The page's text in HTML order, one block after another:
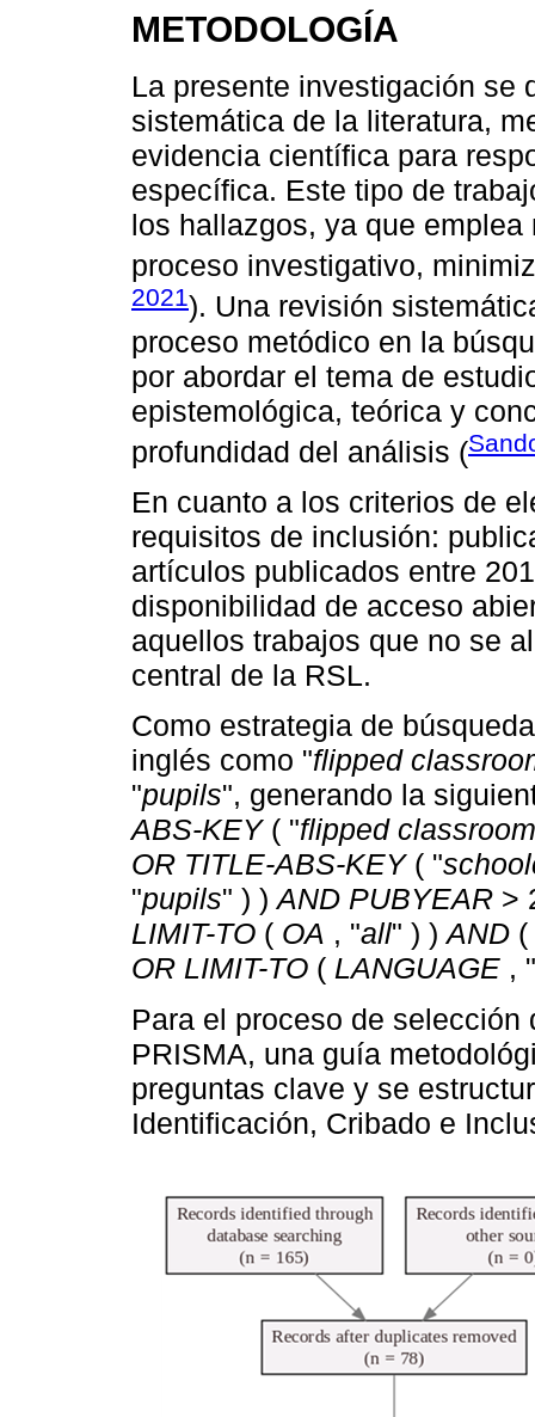
METODOLOGÍA
La presente investigación se
sistemática de la literatura,
evidencia científica para
específica. Este tipo de
los hallazgos, ya que
proceso investigativo,
2021). Una revisión
proceso metódico en la
por abordar el tema de
epistemológica, teórica y
profundidad del análisis (
En cuanto a los criterios de
requisitos de inclusión:
artículos publicados entre
disponibilidad de acceso
aquellos trabajos que no se
central de la RSL.
Como estrategia de
inglés como "flipped
"pupils", generando la
ABS-KEY( "flipped classroom
OR TITLE-ABS-KEY( "
"pupils" ) )AND PUBYEAR >
LIMIT-TO ( OA , "all" ) )AND (
OR LIMIT-TO ( LANGUAGE , "
Para el proceso de
PRISMA, una guía
preguntas clave y se
Identificación, Cribado e